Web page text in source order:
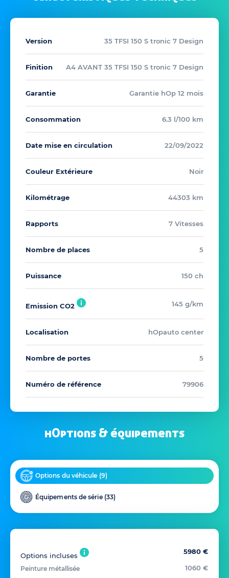
Version 35 TFSI 150 S tronic 7 Design
Finition A4 AVANT 35 TFSI 150 S tronic 7 Design
Garantie Garantie hOp 12 mois
Consommation 6.3 l/100 km
Date mise en circulation 22/09/2022
Couleur Extérieure Noir
Kilométrage 44303 km
Rapports 7 Vitesses
Nombre de places 5
Puissance 150 ch
Emission CO2 145 g/km
Localisation hOpauto center
Nombre de portes 5
Numéro de référence 79906
hOptions & équipements
Options du véhicule (9)
Équipements de série (33)
Options incluses 5980 €
Peinture métallisée 1060 €